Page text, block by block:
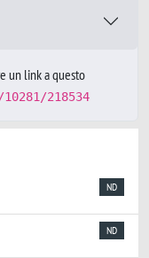
un link a questo
218534
ND
ND